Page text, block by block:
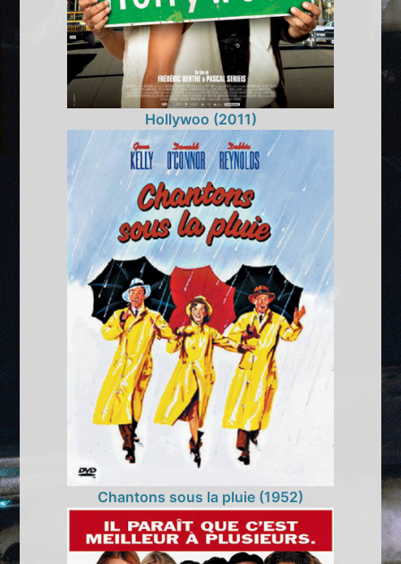
Hollywoo (2011)
Chantons sous la pluie (1952)